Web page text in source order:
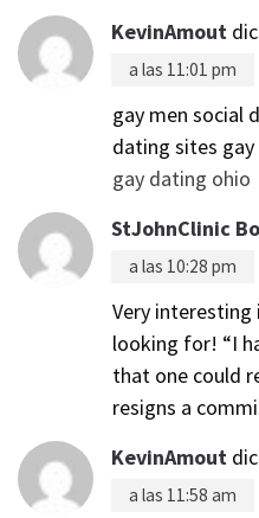
KevinAmout
a las 11:01 pm
gay men social
dating sites gay
gay dating ohio
StJohnClinic
a las 10:28 pm
Very
looking for! “I
that one could
resigns a
KevinAmout
a las 11:58 am